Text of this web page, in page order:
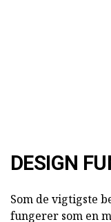
DESIGN
Som de vigtigste
fungerer som en